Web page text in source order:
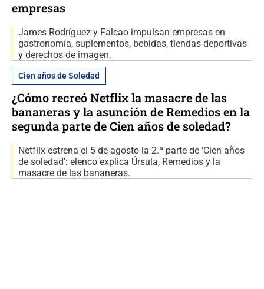
empresas
James Rodríguez y Falcao impulsan empresas en
gastronomía, suplementos, bebidas, tiendas deportivas
y derechos de imagen.
Cien años de Soledad
¿Cómo recreó Netflix la masacre de las
bananeras y la asunción de Remedios en la
segunda parte de Cien años de soledad?
Netflix estrena el 5 de agosto la 2.ª parte de 'Cien años
de soledad': elenco explica Úrsula, Remedios y la
masacre de las bananeras.